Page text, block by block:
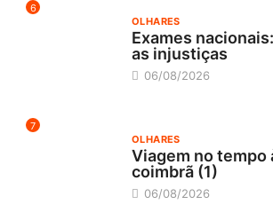
6
OLHARES
Exames
as injustiças
06/08/2026
7
OLHARES
Viagem no tempo
coimbrã (1)
06/08/2026